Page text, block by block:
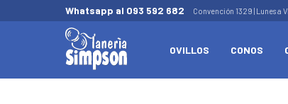
OVILLOS CONOS
Whatsapp al 093 592 682 Convención 1329 | Lunes a